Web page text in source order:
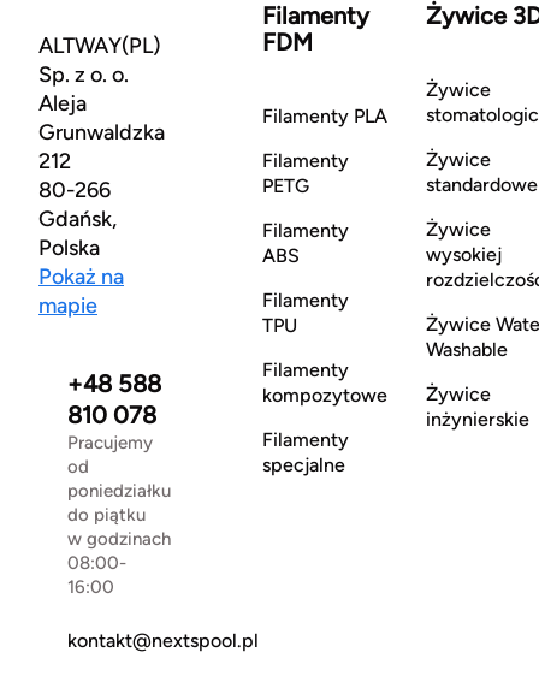
ALTWAY(PL)
Sp. z o. o.
Aleja
Grunwaldzka
212
80-266
Gdańsk,
Polska
Pokaż na
mapie
+48 588
810 078
Pracujemy
od
poniedziałku
do piątku
w godzinach
08:00-
16:00
kontakt@nextspool.pl
Filamenty
FDM
Filamenty PLA
Filamenty
PETG
Filamenty
ABS
Filamenty
TPU
Filamenty
kompozytowe
Filamenty
specjalne
Żywice
Żywice
Żywice
standardowe
Żywice
wysokiej
Żywice
Washable
Żywice
inżynierskie